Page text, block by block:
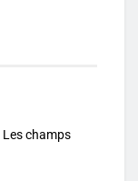
Les champs